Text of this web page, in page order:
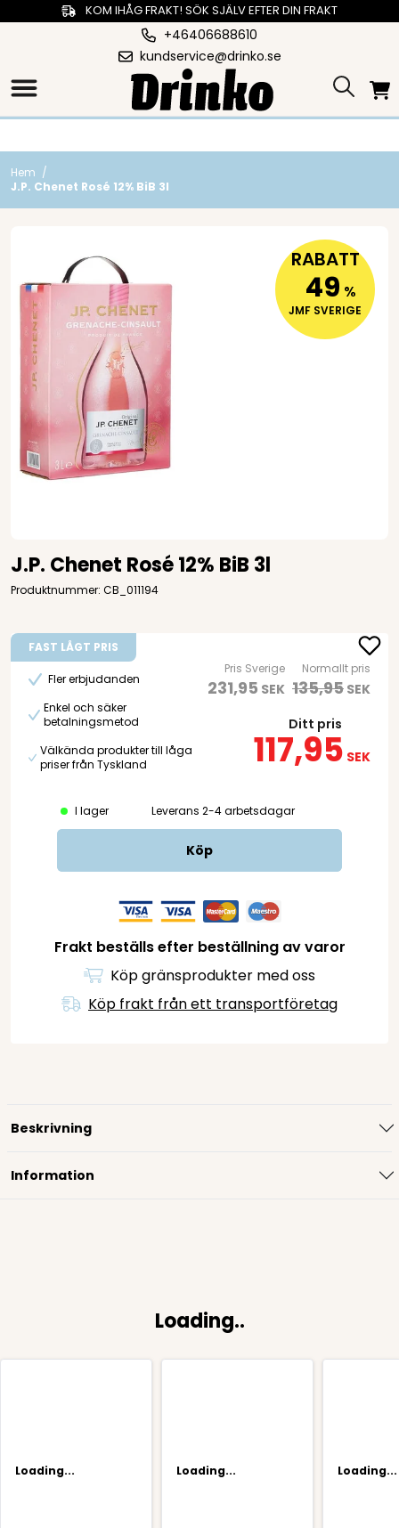
KOM IHÅG FRAKT! SÖK SJÄLV EFTER DIN FRAKT
+46406688610
kundservice@drinko.se
Hem /
J.P. Chenet Rosé 12% BiB 3l
RABATT
49 %
JMF SVERIGE
J.P. Chenet Rosé 12% BiB 3l
Produktnummer: CB_011194
FAST LÅGT PRIS
Fler erbjudanden
Enkel och säker
betalningsmetod
Välkända produkter till låga
priser från Tyskland
Pris Sverige
231,95 SEK
Normallt pris
135,95 SEK
Ditt pris
117,95 SEK
I lager Leverans 2-4 arbetsdagar
Köp
Frakt beställs efter beställning av varor
Köp gränsprodukter med oss
Köp frakt från ett transportföretag
Beskrivning
Information
Loading..
Loading... Loading... Loading...